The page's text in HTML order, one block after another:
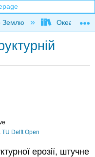
hierarchy
Землю
TU Delft Open
ерозії, штучне